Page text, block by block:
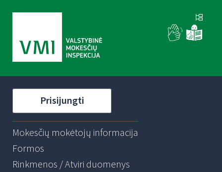
Prisijungti
Mokesčių mokėtojų informacija
Formos
Rinkmenos / Atviri duomenys